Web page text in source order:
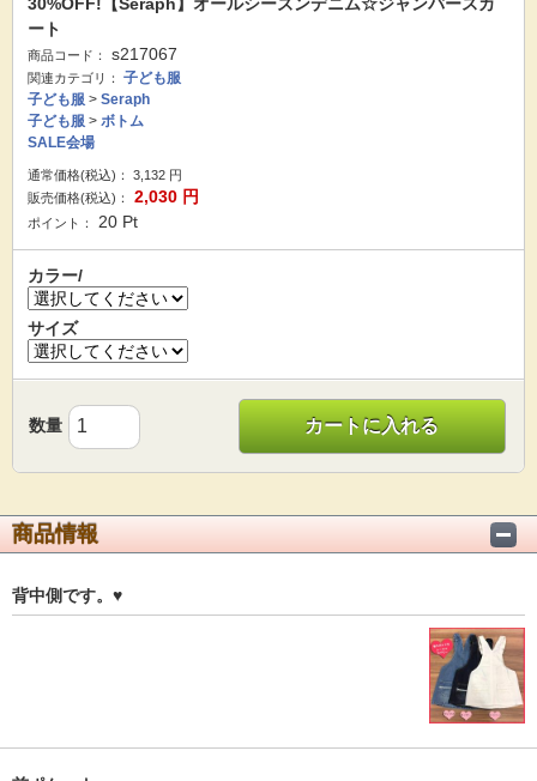
ート
商品コード： s217067
関連カテゴリ：
子ども服
子ども服 > Seraph
子ども服 > ボトム
SALE会場
通常価格(税込)： 3,132 円
販売価格(税込)：
2,030 円
ポイント： 20 Pt
カラー/
サイズ
数量 カートに入れる
商品情報
背中側です。♥